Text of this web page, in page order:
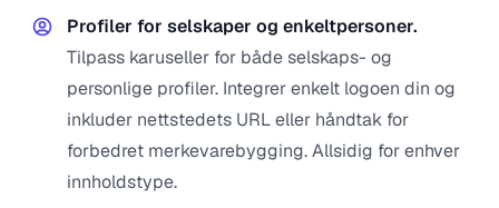
Profiler for selskaper og enkeltpersoner.
Tilpass karuseller for både selskaps- og
personlige profiler. Integrer enkelt logoen din og
inkluder nettstedets URL eller håndtak for
forbedret merkevarebygging. Allsidig for enhver
innholdstype.